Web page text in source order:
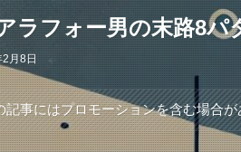
ラフォー男の末路8パ
月8日
記事にはプロモーションを含む場合